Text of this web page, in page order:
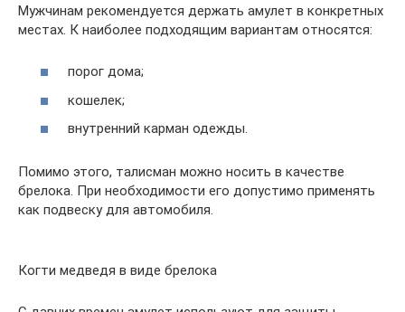
Мужчинам рекомендуется держать амулет в конкретных
местах. К наиболее подходящим вариантам относятся:
порог дома;
кошелек;
внутренний карман одежды.
Помимо этого, талисман можно носить в качестве
брелока. При необходимости его допустимо применять
как подвеску для автомобиля.
Когти медведя в виде брелока